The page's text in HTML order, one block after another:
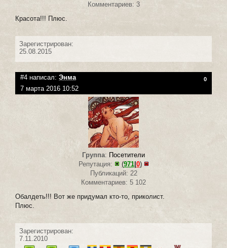
Комментариев: 3
Красота!!! Плюс.
Зарегистрирован:
25.08.2015
#4 написал: Энма 0
7 марта 2016 10:52
Группа: Посетители
Репутация:
(971| 0)
Публикаций: 22
Комментариев: 5 102
Обалдеть!!! Вот же придумал кто-то, приколист.
Плюс.
Зарегистрирован:
7.11.2010